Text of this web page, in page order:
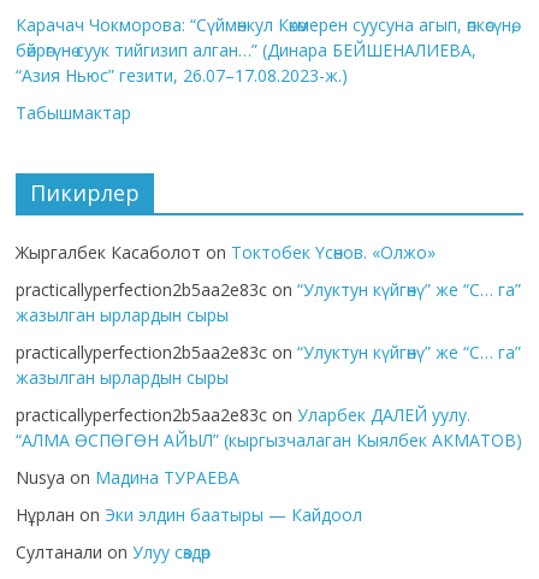
Карачач Чокморова: “Сүймөнкул Көкөмерен суусуна агып, өпкөсүнө,
бөйрөгүнө суук тийгизип алган…” (Динара БЕЙШЕНАЛИЕВА,
“Азия Ньюс” гезити, 26.07–17.08.2023-ж.)
Табышмактар
Пикирлер
Жыргалбек Касаболот on Токтобек Үсөнов. «Олжо»
practicallyperfection2b5aa2e83c on“Улуктун күйгөнү” же “С… га”
жазылган ырлардын сыры
practicallyperfection2b5aa2e83c on“Улуктун күйгөнү” же “С… га”
жазылган ырлардын сыры
practicallyperfection2b5aa2e83c onУларбек ДАЛЕЙ уулу.
“АЛМА ӨСПӨГӨН АЙЫЛ” (кыргызчалаган Кыялбек АКМАТОВ)
Nusya on Мадина ТУРАЕВА
Нұрлан on Эки элдин баатыры — Кайдоол
Султанали onУлуу сөздөр